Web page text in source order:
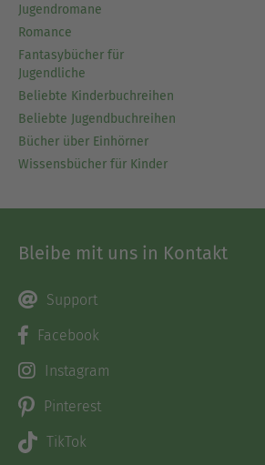
Jugendromane
Romance
Fantasybücher für
Jugendliche
Beliebte Kinderbuchreihen
Beliebte Jugendbuchreihen
Bücher über Einhörner
Wissensbücher für Kinder
Bleibe mit uns in Kontakt
Support
Facebook
Instagram
Pinterest
TikTok